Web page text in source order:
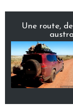
Une route,